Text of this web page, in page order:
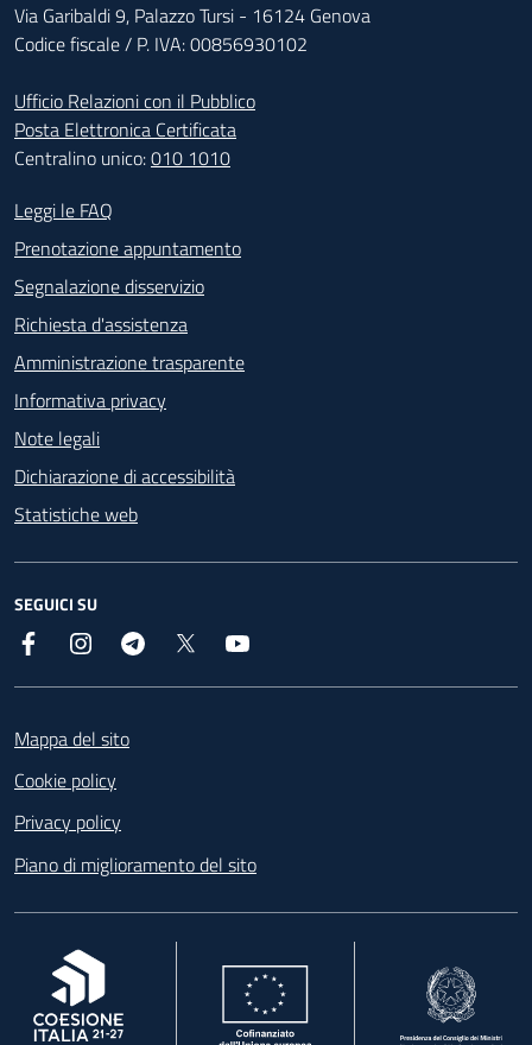
Via Garibaldi 9, Palazzo Tursi - 16124 Genova
Codice fiscale / P. IVA: 00856930102
Ufficio Relazioni con il Pubblico
Posta Elettronica Certificata
Centralino unico:010 1010
Footer - Contatti
Leggi le FAQ
Prenotazione appuntamento
Segnalazione disservizio
Richiesta d'assistenza
Amministrazione trasparente
Informativa privacy
Note legali
Dichiarazione di accessibilità
Statistiche web
SEGUICI SU
Facebook InstagramTelegram
Mappa del sito
Cookie policy
Privacy policy
Piano di miglioramento del sito
, apre in una nuova scheda